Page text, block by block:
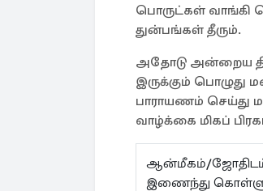
பொருட்கள் வாங்கி
துன்பங்கள் தீரும்.
அதோடு அன்றைய
இருக்கும் பொழுது
பாராயணம் செய்து
வாழ்க்கை மிகப்
ஆன்மீகம்/ஜோதிடம்
இணைந்து